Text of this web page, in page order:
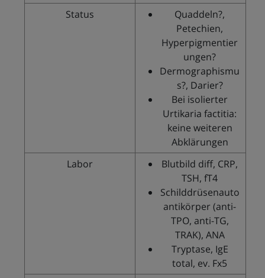
Status
Quaddeln?,
Petechien,
Hyperpigmentier
ungen?
Dermographismu
s?, Darier?
Bei isolierter
Urtikaria factitia:
keine weiteren
Abklärungen
Labor
Blutbild diff, CRP,
TSH, fT4
Schilddrüsenauto
antikörper (anti-
TPO, anti-TG,
TRAK), ANA
Tryptase, IgE
total, ev. Fx5